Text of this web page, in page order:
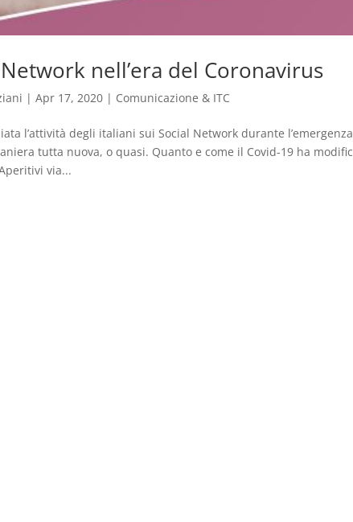
nell’era del Coronavirus
|Apr 17, 2020 | Comunicazione & ITC
l’attività degli italiani sui Social Network durante
tutta nuova, o quasi. Quanto e come il Covid-19 ha
via...